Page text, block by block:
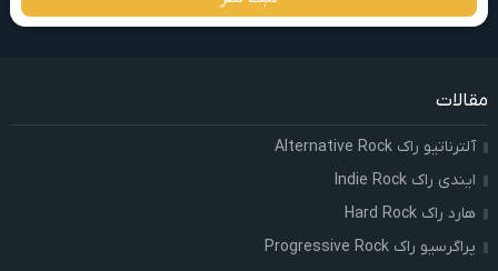
مقالات
آلترناتیو راک Alternative Rock
ایندی راک Indie Rock
هارد راک Hard Rock
پراگرسیو راک Progressive Rock